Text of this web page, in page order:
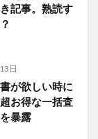
記事。熟読す
日
が欲しい時に
お得な一括査
暴露